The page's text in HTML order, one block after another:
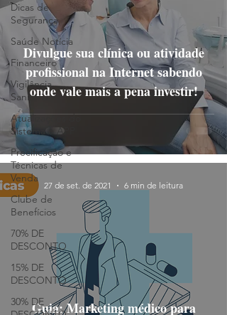
Dicas de
Segurança
Saúde Notícia
Financeiro
Vigilância
Sanitária
Atualizações do
Sistema e APP
Precificação e
Técnicas de
Venda
Clube de
Benefícios
70% DE
DESCONTO
15% DE
DESCONTO
30% DE
Divulgue sua clínica ou atividade
profissional na Internet sabendo
onde vale mais a pena investir!
Guia: Marketing médico para
27 de set. de 2021 6 min de leitura